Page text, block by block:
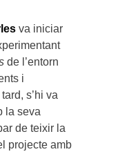
va iniciar
de l’entorn
i
s’hi va
la seva
de teixir la
projecte amb